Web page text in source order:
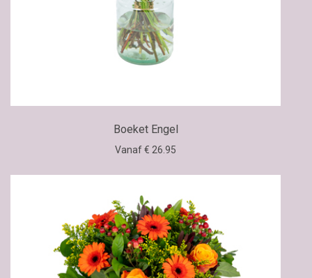
Boeket Engel
Vanaf € 26.95